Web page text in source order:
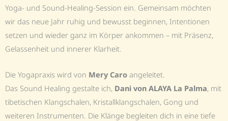
Yoga- und Sound-Healing-Session ein. Gemeinsam möchten
wir das neue Jahr ruhig und bewusst beginnen, Intentionen
setzen und wieder ganz im Körper ankommen – mit Präsenz,
Gelassenheit und innerer Klarheit.
Die Yogapraxis wird von Mery Caro angeleitet.
Das Sound Healing gestalte ich, Dani von ALAYA La Palma, mit
tibetischen Klangschalen, Kristallklangschalen, Gong und
weiteren Instrumenten. Die Klänge begleiten dich in eine tiefe